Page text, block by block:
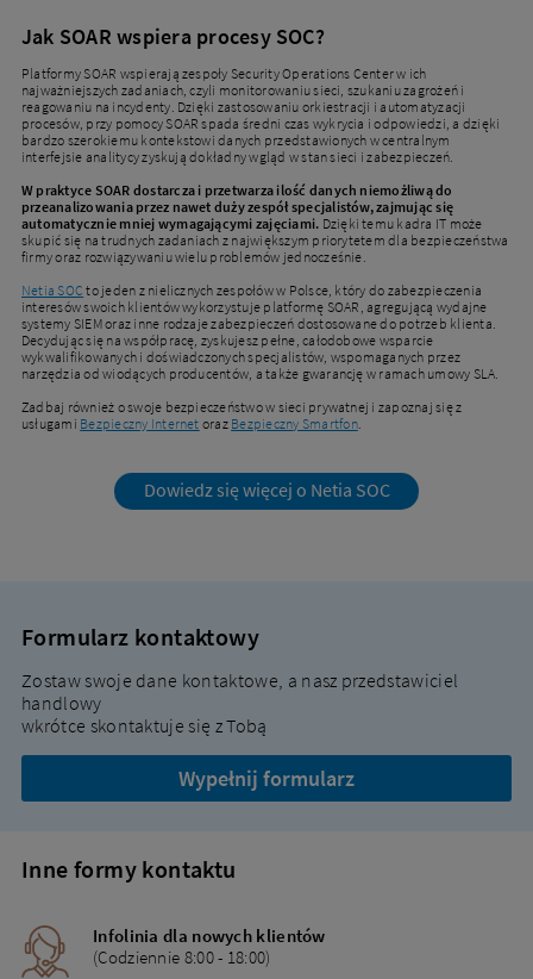
Jak SOAR wspiera procesy SOC?
Platformy SOAR wspierają zespoły Security Operations Center w ich
najważniejszych zadaniach, czyli monitorowaniu sieci, szukaniu zagrożeń i
reagowaniu na incydenty. Dzięki zastosowaniu orkiestracji i automatyzacji
procesów, przy pomocy SOAR spada średni czas wykrycia i odpowiedzi, a dzięki
bardzo szerokiemu kontekstowi danych przedstawionych w centralnym
interfejsie analitycy zyskują dokładny wgląd w stan sieci i zabezpieczeń.
W praktyce SOAR dostarcza i przetwarza ilość danych niemożliwą do
przeanalizowania przez nawet duży zespół specjalistów, zajmując się
automatycznie mniej wymagającymi zajęciami. Dzięki temu kadra IT może
skupić się na trudnych zadaniach z największym priorytetem dla bezpieczeństwa
firmy oraz rozwiązywaniu wielu problemów jednocześnie.
Netia SOC to jeden z nielicznych zespołów w Polsce, który do zabezpieczenia
interesów swoich klientów wykorzystuje platformę SOAR, agregującą wydajne
systemy SIEM oraz inne rodzaje zabezpieczeń dostosowane do potrzeb klienta.
Decydując się na współpracę, zyskujesz pełne, całodobowe wsparcie
wykwalifikowanych i doświadczonych specjalistów, wspomaganych przez
narzędzia od wiodących producentów, a także gwarancję w ramach umowy SLA.
Zadbaj również o swoje bezpieczeństwo w sieci prywatnej i zapoznaj się z
usługami Bezpieczny Internet oraz Bezpieczny Smartfon.
Dowiedz się więcej o Netia SOC
Formularz kontaktowy
Zostaw swoje dane kontaktowe, a nasz przedstawiciel
handlowy
wkrótce skontaktuje się z Tobą
Wypełnij formularz
Inne formy kontaktu
Infolinia dla nowych klientów
(Codziennie 8:00 - 18:00)